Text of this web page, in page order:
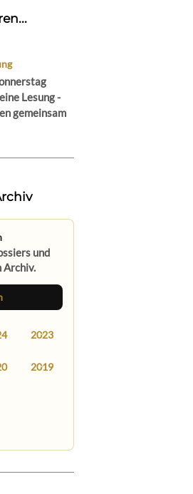
Lesung -
gemeinsam
und
Archiv.
2023
2019